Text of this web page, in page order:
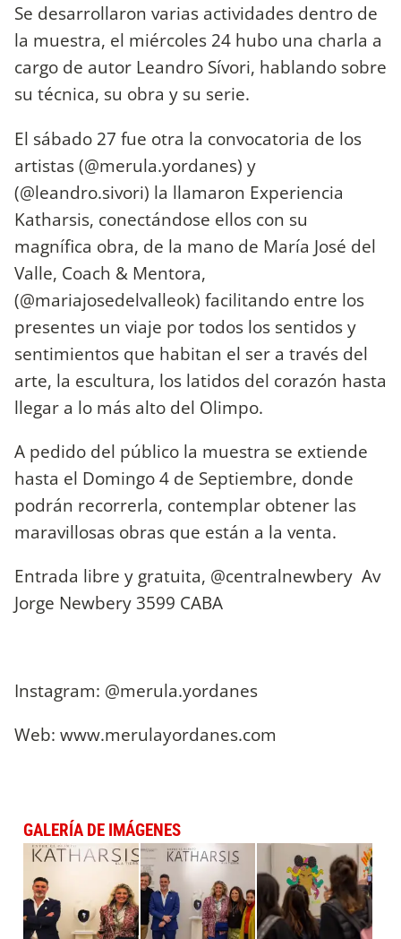
Se desarrollaron varias actividades dentro de
la muestra, el miércoles 24 hubo una charla a
cargo de autor Leandro Sívori, hablando sobre
su técnica, su obra y su serie.
El sábado 27 fue otra la convocatoria de los
artistas (@merula.yordanes) y
(@leandro.sivori) la llamaron Experiencia
Katharsis, conectándose ellos con su
magnífica obra, de la mano de María José del
Valle, Coach & Mentora,
(@mariajosedelvalleok) facilitando entre los
presentes un viaje por todos los sentidos y
sentimientos que habitan el ser a través del
arte, la escultura, los latidos del corazón hasta
llegar a lo más alto del Olimpo.
A pedido del público la muestra se extiende
hasta el Domingo 4 de Septiembre, donde
podrán recorrerla, contemplar obtener las
maravillosas obras que están a la venta.
Entrada libre y gratuita, @centralnewbery Av
Jorge Newbery 3599 CABA
Instagram: @merula.yordanes
Web: www.merulayordanes.com
GALERÍA DE IMÁGENES